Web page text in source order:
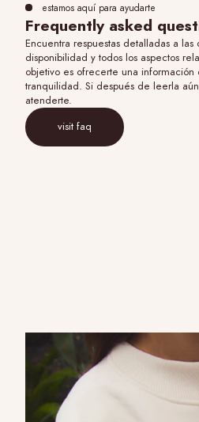
estamos aquí para ayudarte
Frequently asked
Encuentra respuestas detalladas a
disponibilidad y todos los aspectos
objetivo es ofrecerte una
tranquilidad. Si después de leerla
atenderte.
visit faq